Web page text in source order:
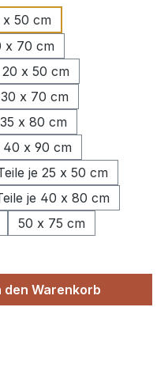
x 50 cm
x 70 cm
x 50 cm
x 70 cm
x 80 cm
40 x 90 cm
je 25 x 50 cm
je 40 x 80 cm
50 x 75 cm
den
den Warenkorb